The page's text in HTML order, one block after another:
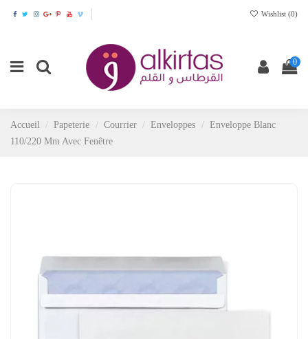
Wishlist (0)
0
Accueil Papeterie Courrier Enveloppes
Enveloppe Blanc
110/220 Mm Avec Fenêtre